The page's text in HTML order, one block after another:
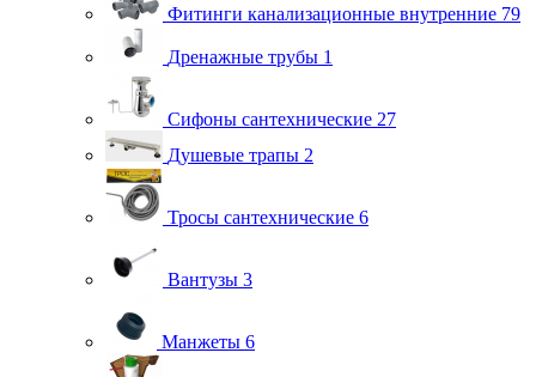
Фитинги канализационные внутренние 79
Дренажные трубы 1
Сифоны сантехнические 27
Душевые трапы 2
Тросы сантехнические 6
Вантузы 3
Манжеты 6